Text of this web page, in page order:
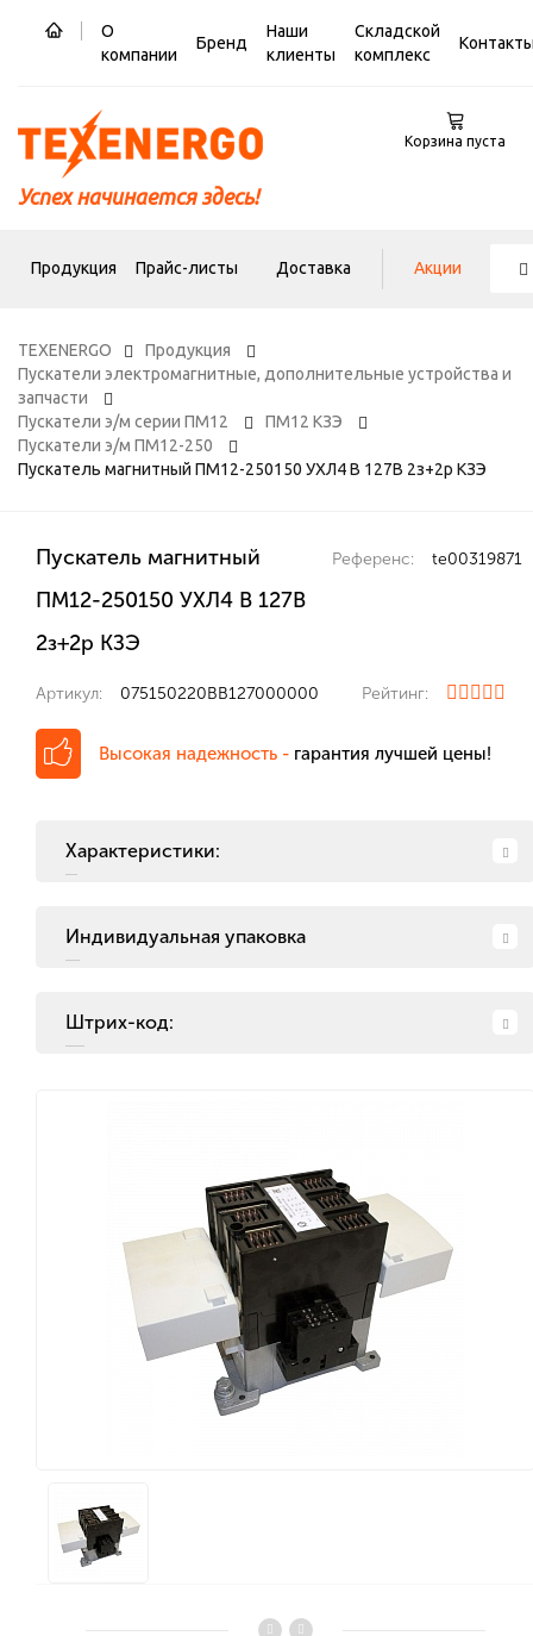
О
компании
Бренд
Наши
клиенты
Складской
комплекс
Успех начинается здесь!
Корзина пуста
Продукция Прайс-листы Доставка Акции
TEXENERGO
Продукция
Пускатели электромагнитные, дополнительные устройства и
запчасти
Пускатели э/м серии ПМ12
ПМ12 КЗЭ
Пускатели э/м ПМ12-250
Пускатель магнитный ПМ12-250150 УХЛ4 В 127В 2з+2р КЗЭ
Пускатель магнитный
ПМ12-250150 УХЛ4 В 127В
2з+2р КЗЭ
Референс: te00319871
Артикул: 075150220ВВ127000000 Рейтинг:
Высокая надежность - гарантия лучшей цены!
Характеристики:
Индивидуальная упаковка
Штрих-код: